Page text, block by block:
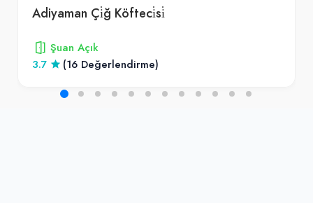
Adiyaman Çi̇ğ Köfteci̇si̇
Şuan Açık
3.7
(16 Değerlendirme)